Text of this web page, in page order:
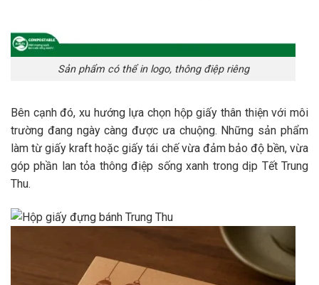
Sản phẩm có thể in logo, thông điệp riêng
Bên cạnh đó, xu hướng lựa chọn hộp giấy thân thiện với môi
trường đang ngày càng được ưa chuộng. Những sản phẩm
làm từ giấy kraft hoặc giấy tái chế vừa đảm bảo độ bền, vừa
góp phần lan tỏa thông điệp sống xanh trong dịp Tết Trung
Thu.